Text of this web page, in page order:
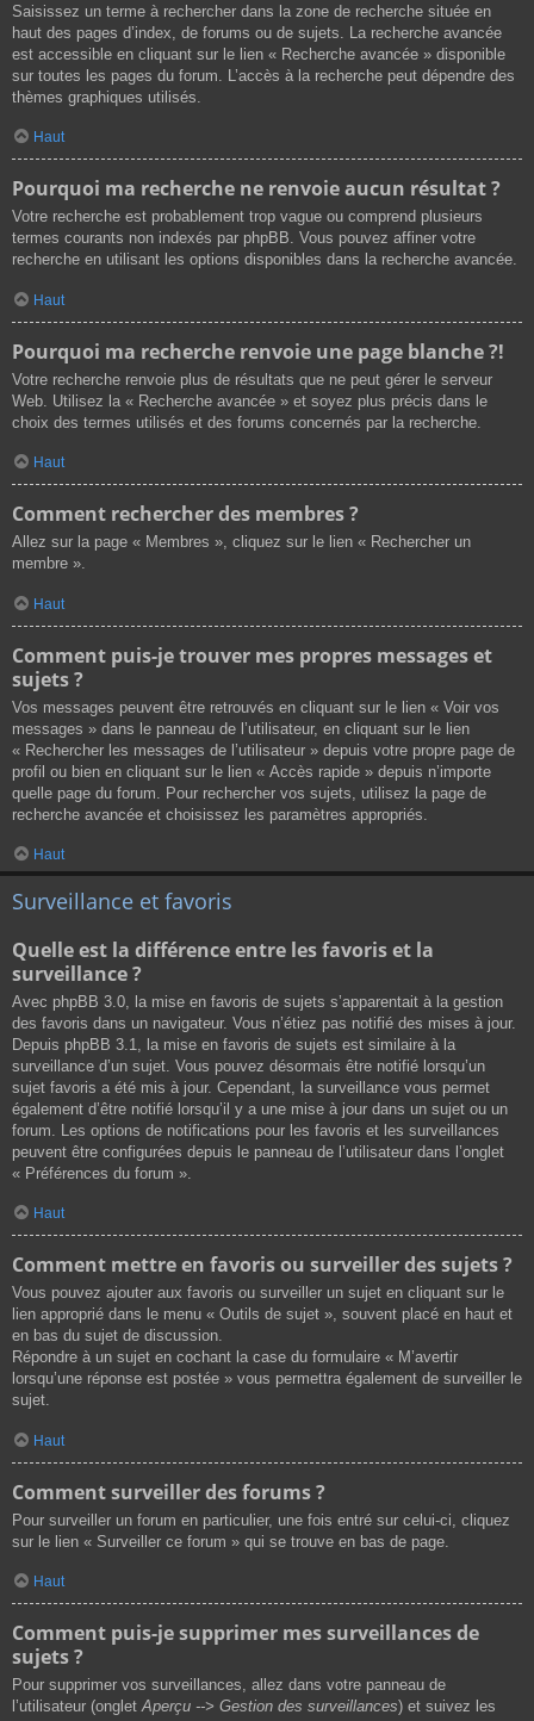
Saisissez un terme à rechercher dans la zone de recherche située en
haut des pages d’index, de forums ou de sujets. La recherche avancée
est accessible en cliquant sur le lien « Recherche avancée » disponible
sur toutes les pages du forum. L’accès à la recherche peut dépendre des
thèmes graphiques utilisés.
Haut
Pourquoi ma recherche ne renvoie aucun résultat ?
Votre recherche est probablement trop vague ou comprend plusieurs
termes courants non indexés par phpBB. Vous pouvez affiner votre
recherche en utilisant les options disponibles dans la recherche avancée.
Haut
Pourquoi ma recherche renvoie une page blanche ?!
Votre recherche renvoie plus de résultats que ne peut gérer le serveur
Web. Utilisez la « Recherche avancée » et soyez plus précis dans le
choix des termes utilisés et des forums concernés par la recherche.
Haut
Comment rechercher des membres ?
Allez sur la page « Membres », cliquez sur le lien « Rechercher un
membre ».
Haut
Comment puis-je trouver mes propres messages et
sujets ?
Vos messages peuvent être retrouvés en cliquant sur le lien « Voir vos
messages » dans le panneau de l’utilisateur, en cliquant sur le lien
« Rechercher les messages de l’utilisateur » depuis votre propre page de
profil ou bien en cliquant sur le lien « Accès rapide » depuis n’importe
quelle page du forum. Pour rechercher vos sujets, utilisez la page de
recherche avancée et choisissez les paramètres appropriés.
Haut
Surveillance et favoris
Quelle est la différence entre les favoris et la
surveillance ?
Avec phpBB 3.0, la mise en favoris de sujets s’apparentait à la gestion
des favoris dans un navigateur. Vous n’étiez pas notifié des mises à jour.
Depuis phpBB 3.1, la mise en favoris de sujets est similaire à la
surveillance d’un sujet. Vous pouvez désormais être notifié lorsqu’un
sujet favoris a été mis à jour. Cependant, la surveillance vous permet
également d’être notifié lorsqu’il y a une mise à jour dans un sujet ou un
forum. Les options de notifications pour les favoris et les surveillances
peuvent être configurées depuis le panneau de l’utilisateur dans l’onglet
« Préférences du forum ».
Haut
Comment mettre en favoris ou surveiller des sujets ?
Vous pouvez ajouter aux favoris ou surveiller un sujet en cliquant sur le
lien approprié dans le menu « Outils de sujet », souvent placé en haut et
en bas du sujet de discussion.
Répondre à un sujet en cochant la case du formulaire « M’avertir
lorsqu’une réponse est postée » vous permettra également de surveiller le
sujet.
Haut
Comment surveiller des forums ?
Pour surveiller un forum en particulier, une fois entré sur celui-ci, cliquez
sur le lien « Surveiller ce forum » qui se trouve en bas de page.
Haut
Comment puis-je supprimer mes surveillances de
sujets ?
Pour supprimer vos surveillances, allez dans votre panneau de
l’utilisateur (ongletAperçu --> Gestion des surveillances) et suivez les